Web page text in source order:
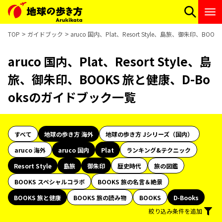
TOP ガイドブック aruco 国内、Plat、Resort Style、島旅、御朱印、
aruco 国内、Plat、Resort Style、島
旅、御朱印、BOOKS 旅と健康、D-Bo
oksのガイドブック一覧
すべて 地球の歩き方 海外
地球の歩き方 Jシリーズ（国内）
aruco 海外
aruco 国内 Plat
ランキング&テクニック
Resort Style
島旅 御朱印 歴史時代
旅の図鑑
BOOKS スペシャルコラボ
BOOKS 旅の名言＆絶景
BOOKS 旅と健康
BOOKS 旅の読み物 BOOKS
D-Books
絞り込み条件を追加